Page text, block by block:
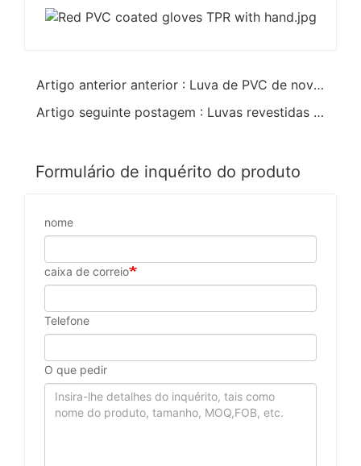
Artigo anterior anterior : Luva de PVC de novo estilo com TPR
Artigo seguinte postagem : Luvas revestidas de PVC vermelho fluorescente com TPR
Formulário de inquérito do produto
nome
caixa de correio
Telefone
O que pedir